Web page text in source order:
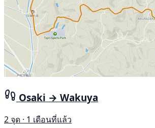
Osaki → Wakuya
2 จุด · 1 เดือนที่แล้ว